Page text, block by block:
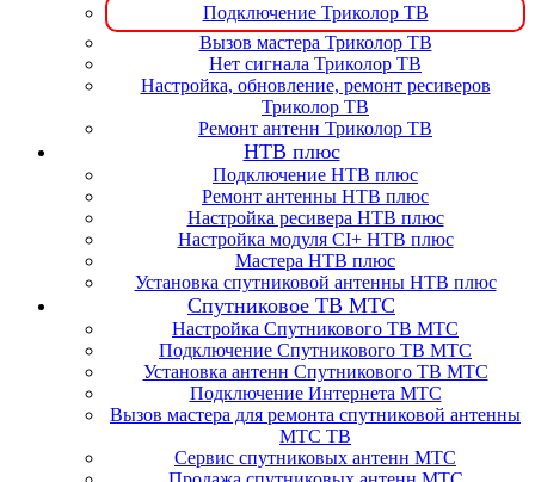
Подключение Триколор ТВ
Вызов мастера Триколор ТВ
Нет сигнала Триколор ТВ
Настройка, обновление, ремонт ресиверов
Триколор ТВ
Ремонт антенн Триколор ТВ
НТВ плюс
Подключение НТВ плюс
Ремонт антенны НТВ плюс
Настройка ресивера НТВ плюс
Настройка модуля CI+ НТВ плюс
Мастера НТВ плюс
Установка спутниковой антенны НТВ плюс
Спутниковое ТВ МТС
Настройка Спутникового ТВ МТС
Подключение Спутникового ТВ МТС
Установка антенн Спутникового ТВ МТС
Подключение Интернета МТС
Вызов мастера для ремонта спутниковой антенны
МТС ТВ
Сервис спутниковых антенн МТС